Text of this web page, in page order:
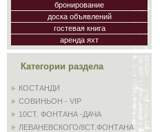
бронирование
доска объявлений
гостевая книга
аренда яхт
Категории раздела
КОСТАНДИ
СОВИНЬОН - VIP
10СТ. ФОНТАНА -ДАЧА
ЛЕВАНЕВСКОГО/8СТ.ФОНТАНА